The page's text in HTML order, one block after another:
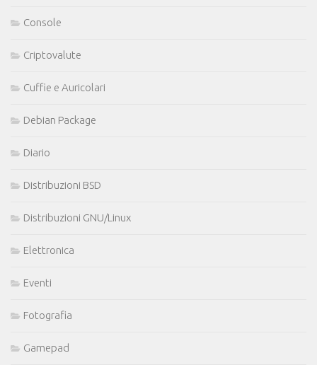
Console
Criptovalute
Cuffie e Auricolari
Debian Package
Diario
Distribuzioni BSD
Distribuzioni GNU/Linux
Elettronica
Eventi
Fotografia
Gamepad